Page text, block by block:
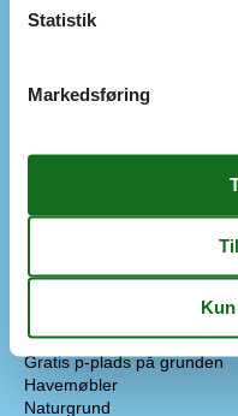
I nærheden
Koncepter
Opvaskemaskine
Udendørs
Gratis p-plads på grunden
Havemøbler
Naturgrund
Statistik
Markedsføring